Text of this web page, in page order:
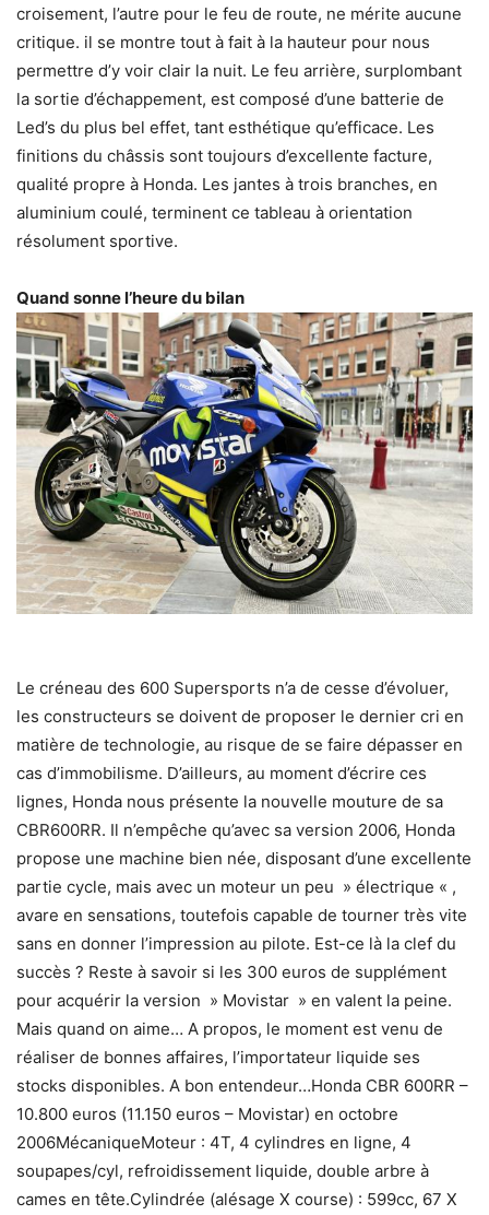
croisement, l’autre pour le feu de route, ne mérite aucune
critique. il se montre tout à fait à la hauteur pour nous
permettre d’y voir clair la nuit. Le feu arrière, surplombant
la sortie d’échappement, est composé d’une batterie de
Led’s du plus bel effet, tant esthétique qu’efficace. Les
finitions du châssis sont toujours d’excellente facture,
qualité propre à Honda. Les jantes à trois branches, en
aluminium coulé, terminent ce tableau à orientation
résolument sportive.
Quand sonne l’heure du bilan
Le créneau des 600 Supersports n’a de cesse d’évoluer,
les constructeurs se doivent de proposer le dernier cri en
matière de technologie, au risque de se faire dépasser en
cas d’immobilisme. D’ailleurs, au moment d’écrire ces
lignes, Honda nous présente la nouvelle mouture de sa
CBR600RR. Il n’empêche qu’avec sa version 2006, Honda
propose une machine bien née, disposant d’une excellente
partie cycle, mais avec un moteur un peu » électrique « ,
avare en sensations, toutefois capable de tourner très vite
sans en donner l’impression au pilote. Est-ce là la clef du
succès ? Reste à savoir si les 300 euros de supplément
pour acquérir la version » Movistar » en valent la peine.
Mais quand on aime… A propos, le moment est venu de
réaliser de bonnes affaires, l’importateur liquide ses
stocks disponibles. A bon entendeur…Honda CBR 600RR –
10.800 euros (11.150 euros – Movistar) en octobre
2006MécaniqueMoteur : 4T, 4 cylindres en ligne, 4
soupapes/cyl, refroidissement liquide, double arbre à
cames en tête.Cylindrée (alésage X course) : 599cc, 67 X